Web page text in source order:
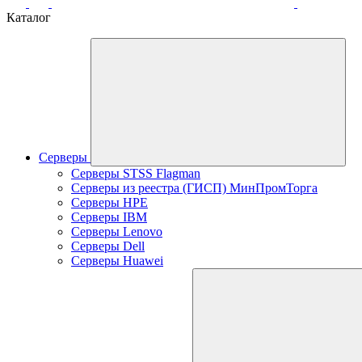
Каталог
Серверы
Серверы STSS Flagman
Серверы из реестра (ГИСП) МинПромТорга
Серверы HPE
Серверы IBM
Серверы Lenovo
Серверы Dell
Серверы Huawei